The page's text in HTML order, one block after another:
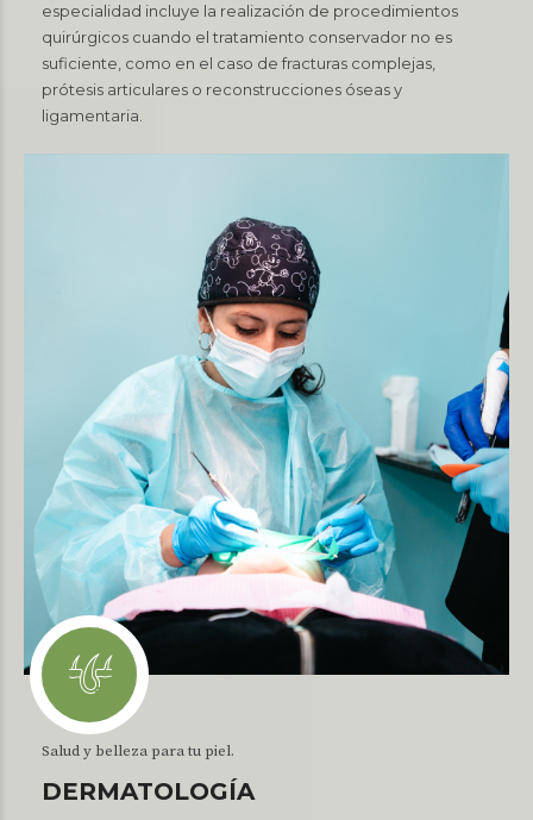
especialidad incluye la realización de procedimientos
quirúrgicos cuando el tratamiento conservador no es
suficiente, como en el caso de fracturas complejas,
prótesis articulares o reconstrucciones óseas y
ligamentaria.
Salud y belleza para tu piel.
DERMATOLOGÍA